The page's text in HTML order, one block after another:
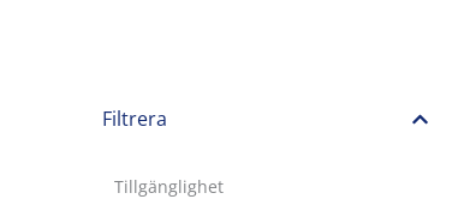
Filtrera
Tillgänglighet